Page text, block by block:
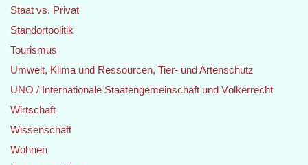
Staat vs. Privat
Standortpolitik
Tourismus
Umwelt, Klima und Ressourcen, Tier- und Artenschutz
UNO / Internationale Staatengemeinschaft und Völkerrecht
Wirtschaft
Wissenschaft
Wohnen